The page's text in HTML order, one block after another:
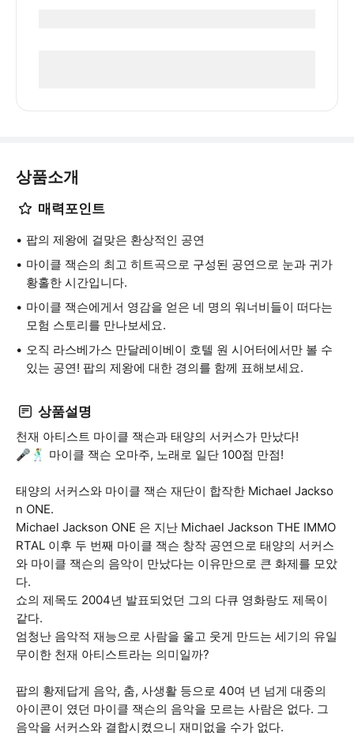
상품소개
매력포인트
팝의 제왕에 걸맞은 환상적인 공연
마이클 잭슨의 최고 히트곡으로 구성된 공연으로 눈과 귀가
황홀한 시간입니다.
마이클 잭슨에게서 영감을 얻은 네 명의 워너비들이 떠다는
모험 스토리를 만나보세요.
오직 라스베가스 만달레이베이 호텔 원 시어터에서만 볼 수
있는 공연! 팝의 제왕에 대한 경의를 함께 표해보세요.
상품설명
천재 아티스트 마이클 잭슨과 태양의 서커스가 만났다!
🎤🕺 마이클 잭슨 오마주, 노래로 일단 100점 만점!
태양의 서커스와 마이클 잭슨 재단이 합작한 Michael Jackso
n ONE.
Michael Jackson ONE 은 지난 Michael Jackson THE IMMO
RTAL 이후 두 번째 마이클 잭슨 창작 공연으로 태양의 서커스
와 마이클 잭슨의 음악이 만났다는 이유만으로 큰 화제를 모았
다.
쇼의 제목도 2004년 발표되었던 그의 다큐 영화랑도 제목이
같다.
엄청난 음악적 재능으로 사람을 울고 웃게 만드는 세기의 유일
무이한 천재 아티스트라는 의미일까?
팝의 황제답게 음악, 춤, 사생활 등으로 40여 년 넘게 대중의
아이콘이 였던 마이클 잭슨의 음악을 모르는 사람은 없다. 그
음악을 서커스와 결합시켰으니 재미없을 수가 없다.